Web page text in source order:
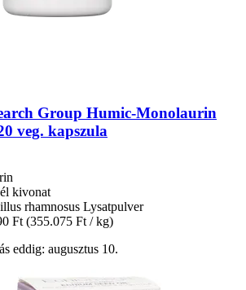
Group Humic-​Monolaurin
veg. kapszula
kivonat
rhamnosus Lysatpulver
Ft (355.075 Ft / kg)
eddig: augusztus 10.